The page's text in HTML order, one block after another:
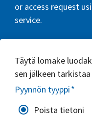
or access request
service.
Täytä lomake
sen jälkeen
Pyynnön tyyppi*
Poista tietoni